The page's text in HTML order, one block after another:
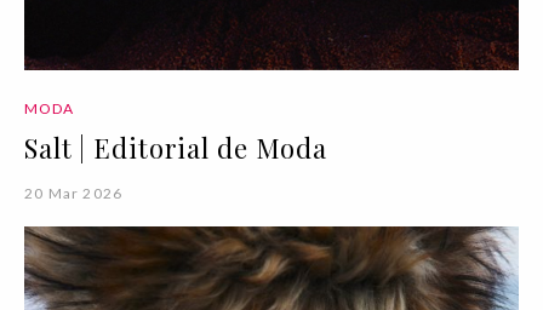
MODA
Salt | Editorial de Moda
20 Mar 2026